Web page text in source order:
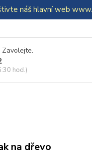
náš hlavní web
Zavolejte.
hod.)
na dřevo